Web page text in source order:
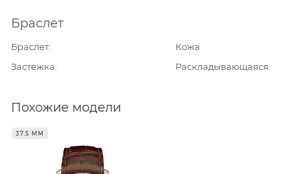
Браслет
Браслет
Кожа
Застежка
Раскладывающаяся
Похожие модели
37.5 ММ